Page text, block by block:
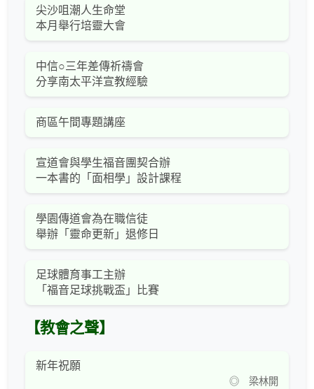
尖沙咀潮人生命堂
本月舉行培靈大會
中信○三年差傳祈禱會
分享南太平洋宣教經驗
商區午間專題講座
宣道會與學生福音團契合辦
一本書的「面相學」設計課程
學園傳道會為在職信徒
舉辦「靈命更新」退修日
足球體育事工主辦
「福音足球挑戰盃」比賽
【教會之聲】
新年祝願
◎ 梁林開